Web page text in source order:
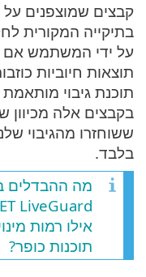
קבצים שמוצפנים על
בתיקייה המקורית
על ידי המשתמש אם
תוצאות חיוביות
תוכנת גיבוי
בקבצים אלה מכיוון
ששוחזרו מהגיבוי
בלבד.
LiveGuard?
אילו רמות
תוכנות כופר?